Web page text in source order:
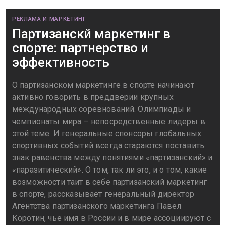
РЕКЛАМА И МАРКЕТИНГ
Партизанскй маркетинг в
спорте: партнерство и
эффективность
О партизанском маркетинге в спорте начинают
активно говорить в преддверии крупных
международных соревнований. Олимпиады и
чемпионаты мира – непосредственные лидеры в
этой теме. И генеральные спонсоры глобальных
спортивных событий всегда стараются поставить
знак равенства между понятиями «партизанский» и
«паразитический». О том, так ли это, и о том, какие
возможности таит в себе партизанский маркетинг
в спорте, рассказывает генеральный директор
Агентства партизанского маркетинга Павел
Коротин, чье имя в России и в мире ассоциируют с